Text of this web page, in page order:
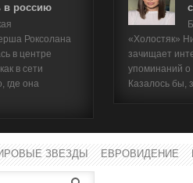
в россию
Роксолана
в центре
в сети
где она
«Холостяк»
зачищает
упоминаний
Казалось бы,
ЗВЕЗДЫ ЕВРОВИДЕНИЕ
Имя